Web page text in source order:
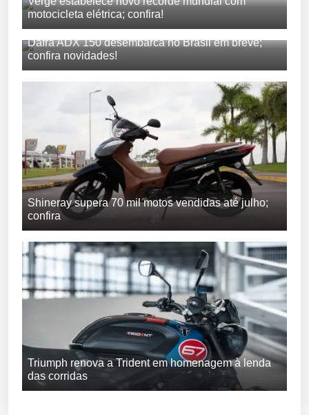
motocicleta elétrica; confira!
Dafra ADX 150 desembarca no Brasil em breve;
confira novidades!
Shineray supera 70 mil motos vendidas até julho;
confira
Triumph renova a Trident em homenagem à lenda
das corridas